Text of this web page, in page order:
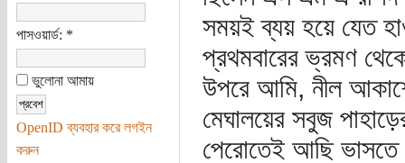
পাসওয়ার্ড: *
ভুলোনা আমায়
OpenID ব্যবহার করে লগইন
করুন
সময়ই ব্যয় হয়ে যেত
প্রথমবারের ভ্রমণ
উপরে আমি, নীল আকাশে
মেঘালয়ের সবুজ
পেরোতেই আছি ভাসতে